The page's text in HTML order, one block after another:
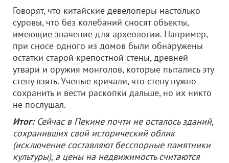
Говорят, что китайские девелоперы настолько
суровы, что без колебаний сносят объекты,
имеющие значение для археологии. Например,
при сносе одного из домов были обнаружены
остатки старой крепостной стены, древней
утвари и оружия монголов, которые пытались эту
стену взять. Ученые кричали, что стену нужно
сохранить и вести раскопки дальше, но их никто
не послушал.
Итог: Сейчас в Пекине почти не осталось зданий,
сохранивших свой исторический облик
(исключение составляют бесспорные памятники
культуры), а цены на недвижимость считаются